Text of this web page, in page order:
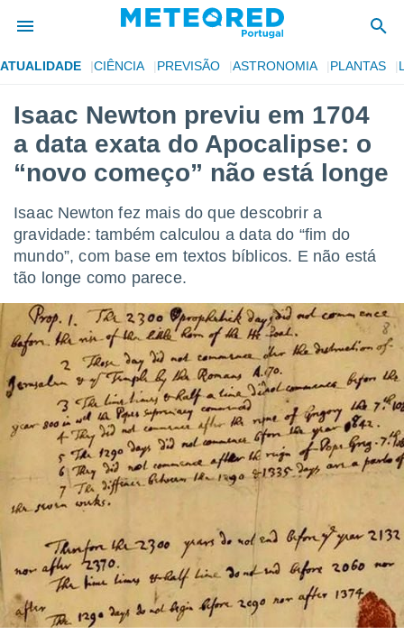
da
foi
para
fornecidas
a este
e
digital
recolhidas
ou
permite-
de alta
botão
CONTINUAR
CONFIGURAÇÕES
ATUALIDADE CIÊNCIA PREVISÃO ASTRONOMIA PLANTAS
Isaac Newton previu em 1704
a data exata do Apocalipse: o
“novo começo” não está longe
Isaac Newton fez mais do que descobrir a
gravidade: também calculou a data do “fim do
mundo”, com base em textos bíblicos. E não está
tão longe como parece.